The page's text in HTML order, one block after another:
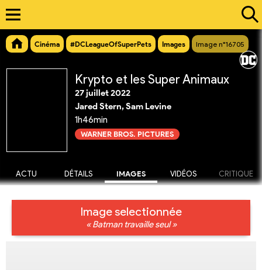
Cinéma #DCLeagueOfSuperPets Images Image n°16705
Krypto et les Super Animaux
27 juillet 2022
Jared Stern, Sam Levine
1h46min
WARNER BROS. PICTURES
ACTU DÉTAILS IMAGES VIDÉOS CRITIQUE
Image selectionnée
« Batman travaille seul »